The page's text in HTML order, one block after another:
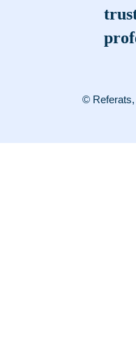
© Referats,